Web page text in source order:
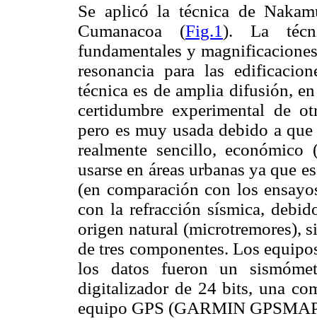
Se aplicó la técnica de
Cumanacoa (Fig.1). La
fundamentales y
resonancia para las
técnica es de amplia difusión,
certidumbre experimental de
pero es muy usada debido a
realmente sencillo,
usarse en áreas urbanas ya que
(en comparación con los
con la refracción sísmica,
origen natural (microtremores),
de tres componentes. Los
los datos fueron un
digitalizador de 24 bits, una
equipo GPS (GARMIN